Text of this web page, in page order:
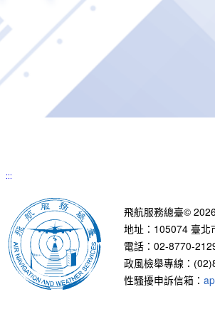
:::
飛航服務總臺©
地址：105074 臺北
電話：02-8770-
政風檢舉專線：
性騷擾申訴信箱：